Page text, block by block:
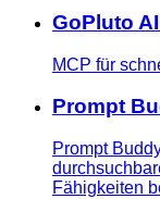
GoPluto
MCP für
Prompt
Prompt
Fähigkeiten